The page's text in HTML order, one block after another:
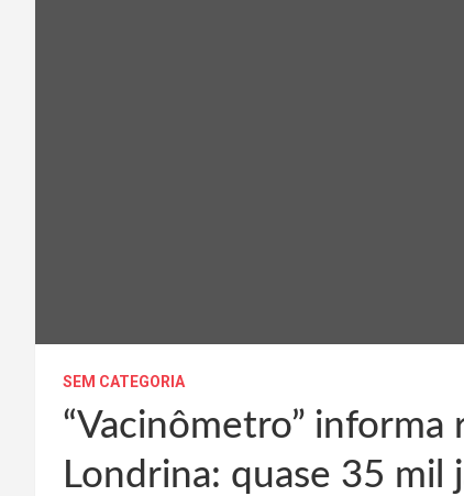
SEM CATEGORIA
“Vacinômetro”
Londrina: quase 35 mil